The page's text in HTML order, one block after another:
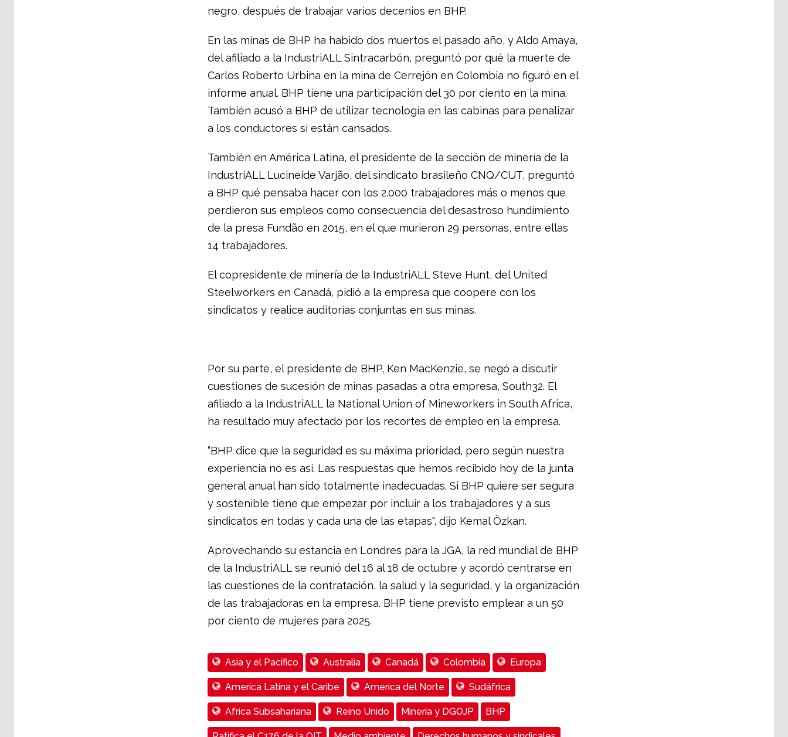
negro, después de trabajar varios decenios en BHP.
En las minas de BHP ha habido dos muertos el pasado año, y Aldo Amaya,
del afiliado a la IndustriALL Sintracarbón, preguntó por qué la muerte de
Carlos Roberto Urbina en la mina de Cerrejón en Colombia no figuró en el
informe anual. BHP tiene una participación del 30 por ciento en la mina.
También acusó a BHP de utilizar tecnología en las cabinas para penalizar
a los conductores si están cansados.
También en América Latina, el presidente de la sección de minería de la
IndustriALL Lucineide Varjão, del sindicato brasileño CNQ/CUT, preguntó
a BHP qué pensaba hacer con los 2.000 trabajadores más o menos que
perdieron sus empleos como consecuencia del desastroso hundimiento
de la presa Fundão en 2015, en el que murieron 29 personas, entre ellas
14 trabajadores.
El copresidente de minería de la IndustriALL Steve Hunt, del United
Steelworkers en Canadá, pidió a la empresa que coopere con los
sindicatos y realice auditorías conjuntas en sus minas.
Por su parte, el presidente de BHP, Ken MacKenzie, se negó a discutir
cuestiones de sucesión de minas pasadas a otra empresa, South32. El
afiliado a la IndustriALL la National Union of Mineworkers in South Africa,
ha resultado muy afectado por los recortes de empleo en la empresa.
“BHP dice que la seguridad es su máxima prioridad, pero según nuestra
experiencia no es así. Las respuestas que hemos recibido hoy de la junta
general anual han sido totalmente inadecuadas. Si BHP quiere ser segura
y sostenible tiene que empezar por incluir a los trabajadores y a sus
sindicatos en todas y cada una de las etapas", dijo Kemal Özkan.
Aprovechando su estancia en Londres para la JGA, la red mundial de BHP
de la IndustriALL se reunió del 16 al 18 de octubre y acordó centrarse en
las cuestiones de la contratación, la salud y la seguridad, y la organización
de las trabajadoras en la empresa. BHP tiene previsto emplear a un 50
por ciento de mujeres para 2025.
Asia y el Pacífico Australia Canadá Colombia Europa
Ameríca Latina y el Caribe America del Norte Sudáfrica
Africa Subsahariana Reino Unido Minería y DGOJP BHP